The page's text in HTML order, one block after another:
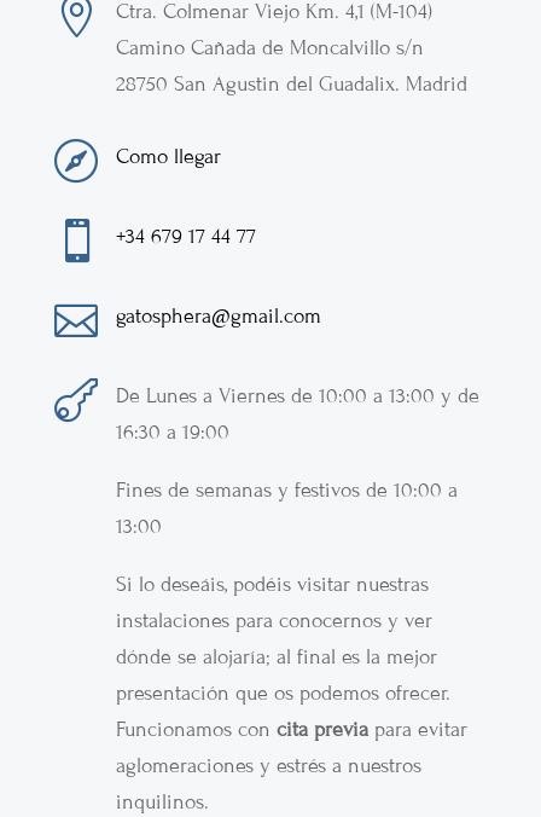
 Ctra. Colmenar Viejo Km. 4,1 (M-104)
Camino Cañada de Moncalvillo s/n
28750 San Agustin del Guadalix. Madrid
 Como llegar
 +34 679 17 44 77
 gatosphera@gmail.com

De Lunes a Viernes de 10:00 a 13:00 y de
16:30 a 19:00
Fines de semanas y festivos de 10:00 a
13:00
Si lo deseáis, podéis visitar nuestras
instalaciones para conocernos y ver
dónde se alojaría; al final es la mejor
presentación que os podemos ofrecer.
Funcionamos con cita previapara evitar
aglomeraciones y estrés a nuestros
inquilinos.